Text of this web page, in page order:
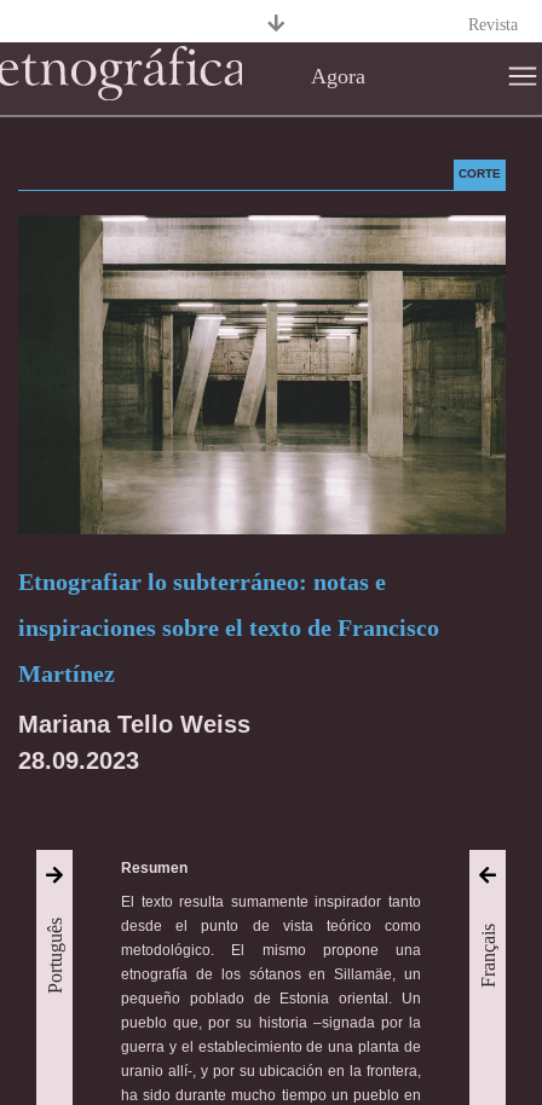
Agora
CORTE
Etnografiar lo subterráneo: notas e
inspiraciones sobre el texto de Francisco
Martínez
Mariana Tello Weiss
28.09.2023
Resumen
El texto resulta sumamente inspirador tanto
desde el punto de vista teórico como
metodológico. El mismo propone una
etnografía de los sótanos en Sillamäe, un
pequeño poblado de Estonia oriental. Un
pueblo que, por su historia –signada por la
guerra y el establecimiento de una planta de
uranio allí-, y por su ubicación en la frontera,
ha sido durante mucho tiempo un pueblo en
Português Français
Revista